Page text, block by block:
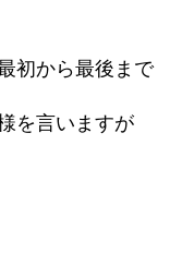
初から最後まで
を言いますが